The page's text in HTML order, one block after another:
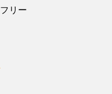
リー